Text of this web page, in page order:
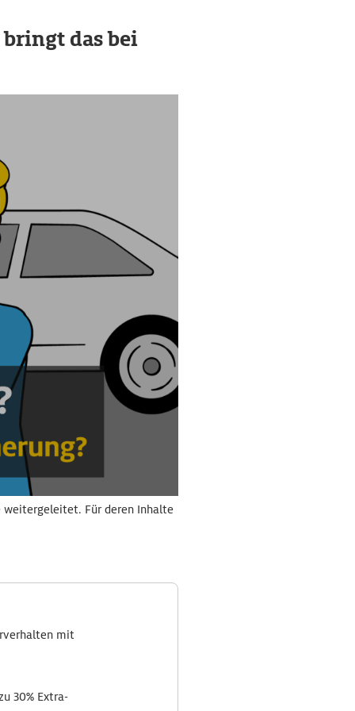
das bei
weitergeleitet. Für deren Inhalte
mit
30% Extra-